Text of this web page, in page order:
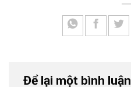
Để lại một bình luận